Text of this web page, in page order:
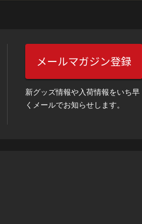
メールマガジン登録
新グッズ情報や入荷情報をいち早
くメールでお知らせします。